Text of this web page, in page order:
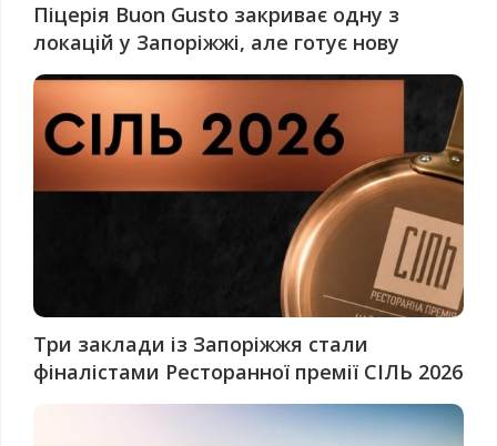
Піцерія Buon Gusto закриває одну з
локацій у Запоріжжі, але готує нову
Три заклади із Запоріжжя стали
фіналістами Ресторанної премії СІЛЬ 2026